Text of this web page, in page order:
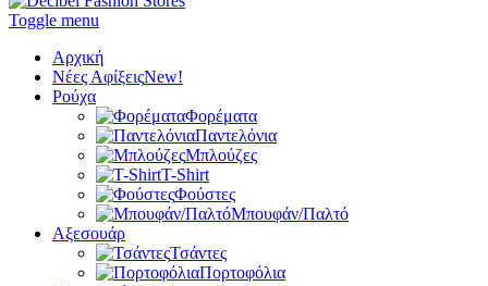
Toggle menu
Αρχική
Νέες ΑφίξειςNew!
Ρούχα
Φορέματα
Παντελόνια
Μπλούζες
T-Shirt
Φούστες
Μπουφάν/Παλτό
Αξεσουάρ
Τσάντες
Πορτοφόλια